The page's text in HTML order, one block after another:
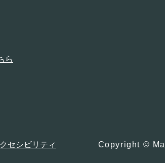
ら
セシビリティ Copyright ©